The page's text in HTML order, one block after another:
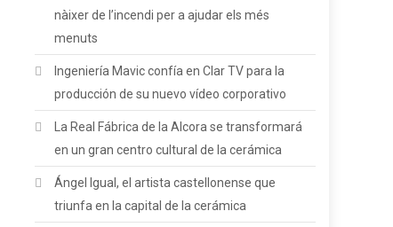
nàixer de l’incendi per a ajudar els més
menuts
Ingeniería Mavic confía en Clar TV para la
producción de su nuevo vídeo corporativo
La Real Fábrica de la Alcora se transformará
en un gran centro cultural de la cerámica
Ángel Igual, el artista castellonense que
triunfa en la capital de la cerámica